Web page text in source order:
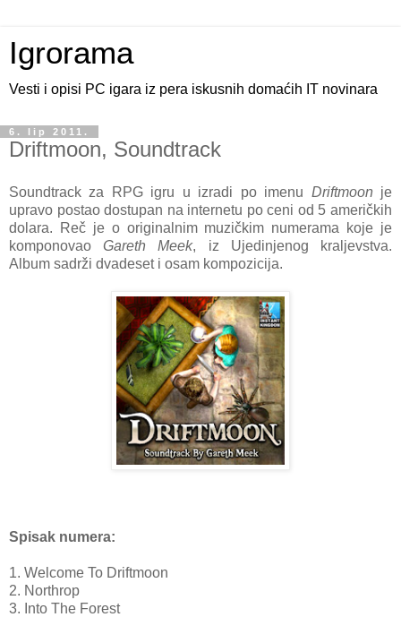
Igrorama
Vesti i opisi PC igara iz pera iskusnih domaćih IT novinara
6. lip 2011.
Driftmoon, Soundtrack
Soundtrack za RPG igru u izradi po imenu Driftmoon je
upravo postao dostupan na internetu po ceni od 5 američkih
dolara. Reč je o originalnim muzičkim numerama koje je
komponovaoGareth Meek, iz Ujedinjenog kraljevstva.
Album sadrži dvadeset i osam kompozicija.
Spisak numera:
1. Welcome To Driftmoon
2. Northrop
3. Into The Forest